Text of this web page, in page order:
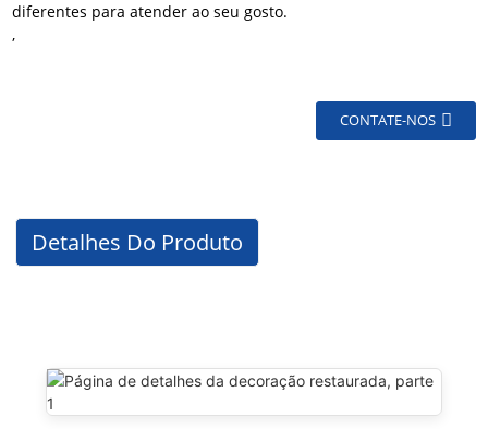
diferentes para atender ao seu gosto.
,
CONTATE-NOS
Detalhes Do Produto